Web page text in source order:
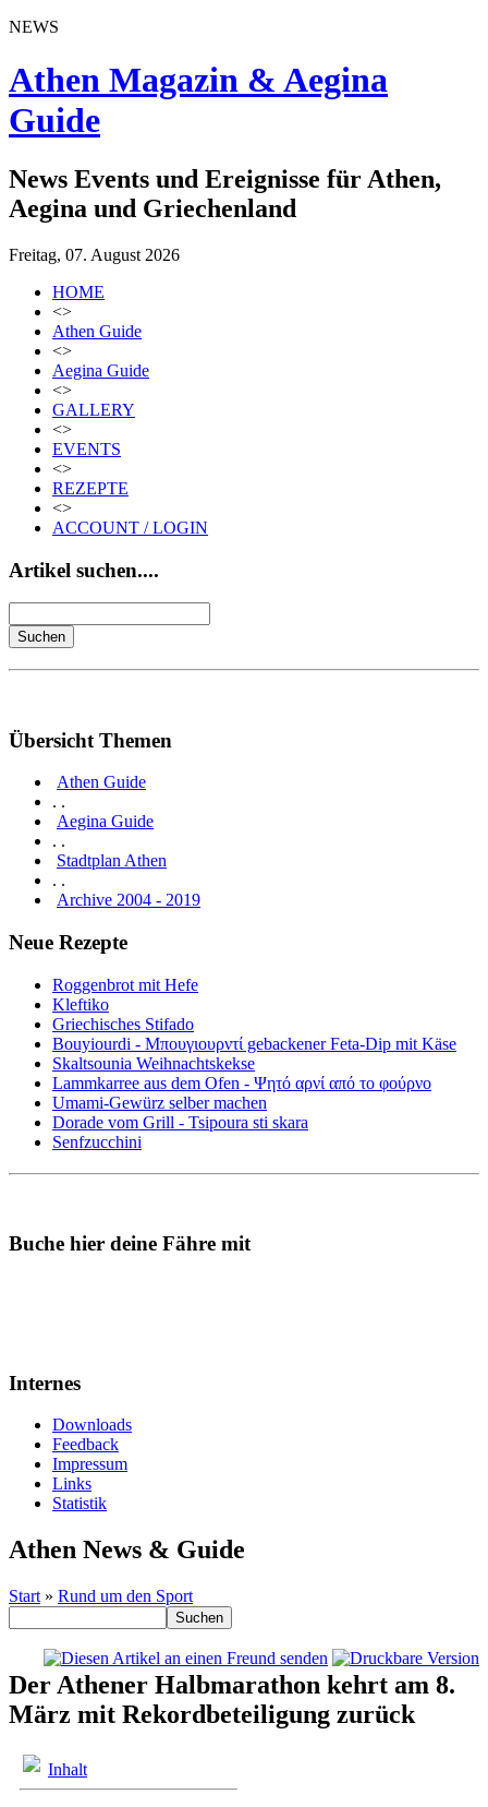
NEWS
Athen Magazin & Aegina
Guide
News Events und Ereignisse für Athen,
Aegina und Griechenland
Freitag, 07. August 2026
HOME
<>
Athen Guide
<>
Aegina Guide
<>
GALLERY
<>
EVENTS
<>
REZEPTE
<>
ACCOUNT / LOGIN
Artikel suchen....
Übersicht Themen
Athen Guide
. .
Aegina Guide
. .
Stadtplan Athen
. .
Archive 2004 - 2019
Neue Rezepte
Roggenbrot mit Hefe
Kleftiko
Griechisches Stifado
Bouyiourdi - Μπουγιουρντί gebackener Feta-Dip mit Käse
Skaltsounia Weihnachtskekse
Lammkarree aus dem Ofen - Ψητό αρνί από το φούρνο
Umami-Gewürz selber machen
Dorade vom Grill - Tsipoura sti skara
Senfzucchini
Buche hier deine Fähre mit
Internes
Downloads
Feedback
Impressum
Links
Statistik
Athen News & Guide
Start » Rund um den Sport
Der Athener Halbmarathon kehrt am 8.
März mit Rekordbeteiligung zurück
Inhalt